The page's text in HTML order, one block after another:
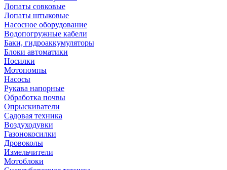
Лопаты совковые
Лопаты штыковые
Насосное оборудование
Водопогружные кабели
Баки, гидроаккумуляторы
Блоки автоматики
Носилки
Мотопомпы
Насосы
Рукава напорные
Обработка почвы
Опрыскиватели
Садовая техника
Воздуходувки
Газонокосилки
Дровоколы
Измельчители
Мотоблоки